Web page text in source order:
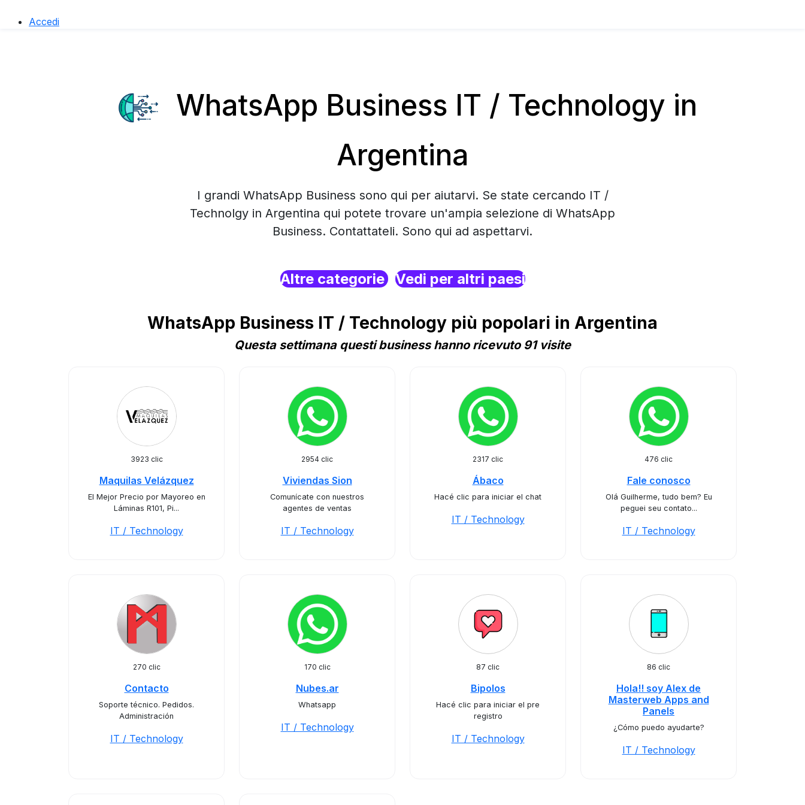
Accedi
WhatsApp Business IT / Technology in
Argentina
I grandi WhatsApp Business sono qui per aiutarvi. Se state cercando IT /
Technolgy in Argentina qui potete trovare un'ampia selezione di WhatsApp
Business. Contattateli. Sono qui ad aspettarvi.
Altre categorie Vedi per altri paesi
WhatsApp Business IT / Technology più popolari in Argentina
Questa settimana questi business hanno ricevuto 91 visite
3923 clic
Maquilas Velázquez
El Mejor Precio por Mayoreo en
Láminas R101, Pi...
IT / Technology
2954 clic
Viviendas Sion
Comunícate con nuestros
agentes de ventas
IT / Technology
2317 clic
Ábaco
Hacé clic para iniciar el chat
IT / Technology
476 clic
Fale conosco
Olá Guilherme, tudo bem? Eu
peguei seu contato...
IT / Technology
270 clic
Contacto
Soporte técnico. Pedidos.
Administración
IT / Technology
170 clic
Nubes.ar
Whatsapp
IT / Technology
87 clic
Bipolos
Hacé clic para iniciar el pre
registro
IT / Technology
86 clic
Hola!! soy Alex de
Masterweb Apps and
Panels
¿Cómo puedo ayudarte?
IT / Technology